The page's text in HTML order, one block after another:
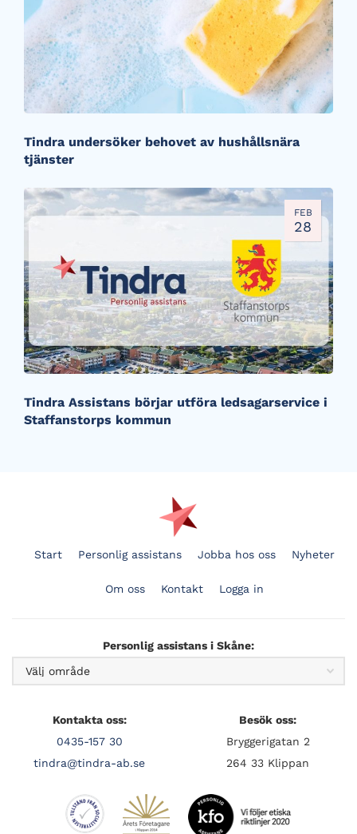
Tindra undersöker behovet av hushållsnära
tjänster
FEB
28
Tindra Assistans börjar utföra ledsagarservice i
Staffanstorps kommun
Start Personlig assistans Jobba hos oss Nyheter
Om oss Kontakt Logga in
Personlig assistans i Skåne:
Kontakta oss:
0435-157 30
tindra@tindra-ab.se
Besök oss:
Bryggerigatan 2
264 33 Klippan